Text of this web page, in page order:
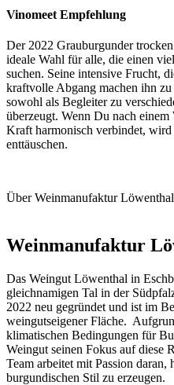
Vinomeet Empfehlung
Der 2022 Grauburgunder
ideale Wahl für alle, die einen
suchen. Seine intensive Frucht,
kraftvolle Abgang machen ihn
sowohl als Begleiter zu
überzeugt. Wenn Du nach
Kraft harmonisch verbindet,
enttäuschen.
Über Weinmanufaktur Löwenthal
Weinmanufaktur
Das Weingut Löwenthal in
gleichnamigen Tal in der
2022 neu gegründet und ist im
weingutseigener Fläche.
klimatischen Bedingungen für
Weingut seinen Fokus auf diese
Team arbeitet mit Passion
burgundischen Stil zu erzeugen.